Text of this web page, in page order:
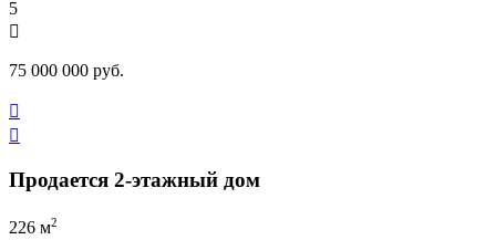
5

75 000 000 руб.


Продается 2-этажный дом
226 м2